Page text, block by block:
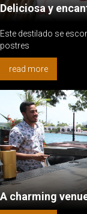
Deliciosa y
Este destilado se
postres
read more
A charming